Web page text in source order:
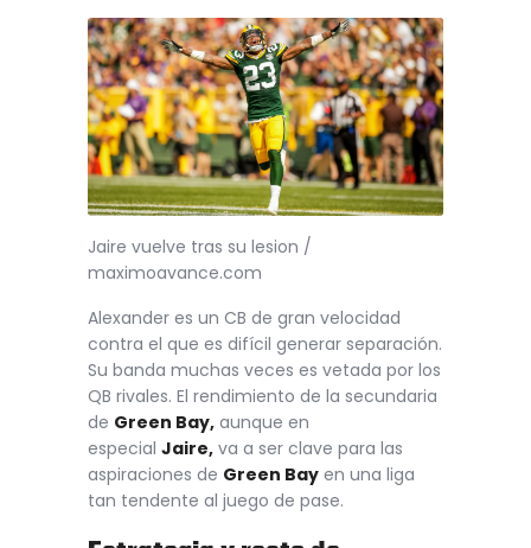
Jaire vuelve tras su lesion /
maximoavance.com
Alexander es un CB de gran velocidad
contra el que es difícil generar separación.
Su banda muchas veces es vetada por los
QB rivales. El rendimiento de la secundaria
de Green Bay, aunque en
especial Jaire, va a ser clave para las
aspiraciones de Green Bay en una liga
tan tendente al juego de pase.